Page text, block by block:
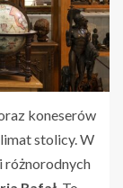
koneserów
stolicy. W
różnorodnych